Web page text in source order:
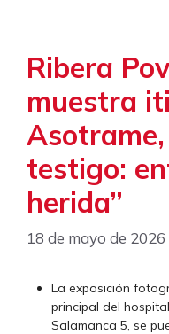
Ribera
muestra
testigo:
herida”
18 de mayo de 2026
La exposición
principal del
Salamanca 5, se